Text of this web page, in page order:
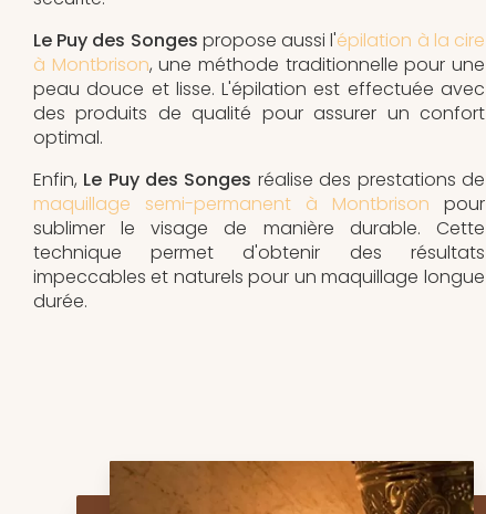
Le Puy des Songes propose aussi l'épilation à la cire
à Montbrison, une méthode traditionnelle pour une
peau douce et lisse. L'épilation est effectuée avec
des produits de qualité pour assurer un confort
optimal.
Enfin, Le Puy des Songes réalise des prestations de
maquillage semi-permanent à Montbrison pour
sublimer le visage de manière durable. Cette
technique permet d'obtenir des résultats
impeccables et naturels pour un maquillage longue
durée.